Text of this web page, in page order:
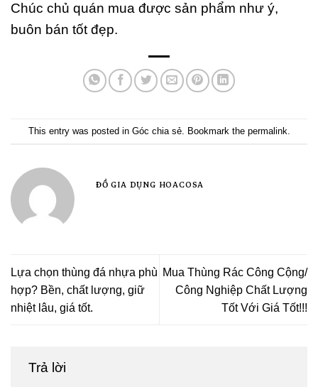
Chúc chủ quán mua được sản phẩm như ý,
buôn bán tốt đẹp.
This entry was posted in Góc chia sẻ. Bookmark the permalink
ĐỒ GIA DỤNG HOACOSA
Lựa chọn thùng đá nhựa phù
hợp? Bền, chất lượng, giữ
nhiệt lâu, giá tốt.
Mua Thùng Rác Công Cộng/
Công Nghiệp Chất Lượng
Tốt Với Giá Tốt!!!
Trả lời